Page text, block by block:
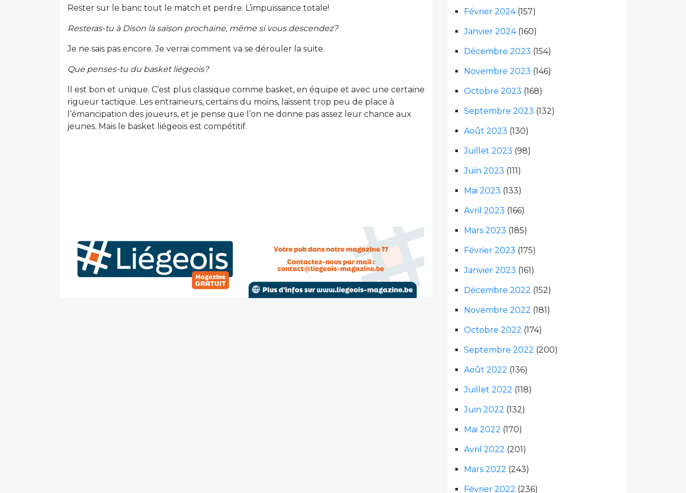
Rester sur le banc tout le match et perdre. L’impuissance totale!
Resteras-tu à Dison la saison prochaine, même si vous descendez?
Je ne sais pas encore. Je verrai comment va se dérouler la suite.
Que penses-tu du basket liégeois?
Il est bon et unique. C’est plus classique comme basket, en équipe et avec une certaine
rigueur tactique. Les entraineurs, certains du moins, laissent trop peu de place à
l’émancipation des joueurs, et je pense que l’on ne donne pas assez leur chance aux
jeunes. Mais le basket liégeois est compétitif.
Février 2024(157)
Janvier 2024(160)
Décembre 2023 (154)
Novembre 2023 (146)
Octobre 2023 (168)
Septembre 2023 (132)
Août 2023 (130)
Juillet 2023 (98)
Juin 2023 (111)
Mai 2023 (133)
Avril 2023 (166)
Mars 2023 (185)
Février 2023 (175)
Janvier 2023 (161)
Décembre 2022 (152)
Novembre 2022 (181)
Octobre 2022 (174)
Septembre 2022 (200)
Août 2022 (136)
Juillet 2022 (118)
Juin 2022 (132)
Mai 2022 (170)
Avril 2022 (201)
Mars 2022 (243)
Février 2022 (236)